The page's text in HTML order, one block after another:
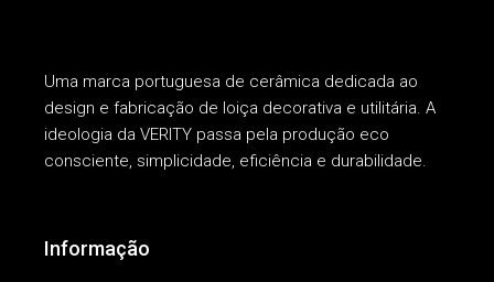
Uma marca portuguesa de cerâmica dedicada ao
design e fabricação de loiça decorativa e utilitária. A
ideologia da VERITY passa pela produção eco
consciente, simplicidade, eficiência e durabilidade.
Informação